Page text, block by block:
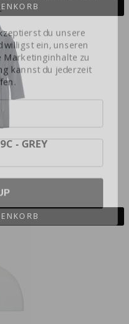
- GREY
du unsere
ein, unseren
Marketinginhalte zu
kannst du jederzeit